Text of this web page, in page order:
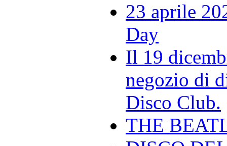
23 aprile
Day
Il 19
negozio di
Disco Club.
THE